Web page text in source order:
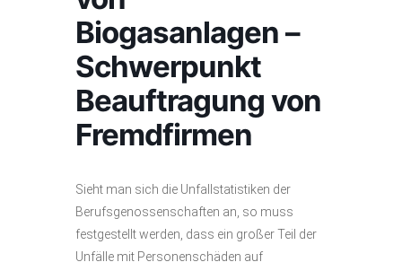
Biogasanlagen –
Schwerpunkt
Beauftragung von
Fremdfirmen
Sieht man sich die Unfallstatistiken der
Berufsgenossenschaften an, so muss
festgestellt werden, dass ein großer Teil der
Unfälle mit Personenschäden auf